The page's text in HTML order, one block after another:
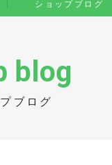
ショップブログ
blog
ブログ